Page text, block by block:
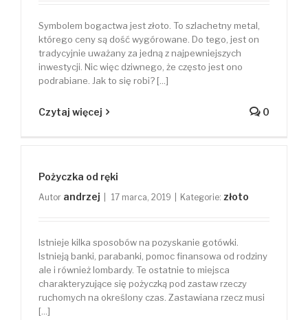
Symbolem bogactwa jest złoto. To szlachetny metal,
którego ceny są dość wygórowane. Do tego, jest on
tradycyjnie uważany za jedną z najpewniejszych
inwestycji. Nic więc dziwnego, że często jest ono
podrabiane. Jak to się robi? [...]
Czytaj więcej 0
Pożyczka od ręki
Autor andrzej 17 marca, 2019 Kategorie: złoto
Istnieje kilka sposobów na pozyskanie gotówki.
Istnieją banki, parabanki, pomoc finansowa od rodziny
ale i również lombardy. Te ostatnie to miejsca
charakteryzujące się pożyczką pod zastaw rzeczy
ruchomych na określony czas. Zastawiana rzecz musi
[...]